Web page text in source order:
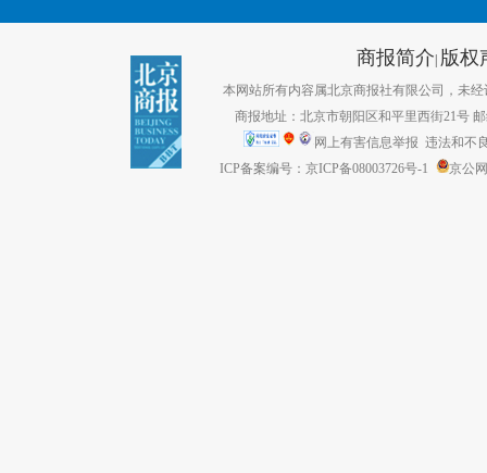
商报简介| 版权
本网站所有内容属北京商报社有限公司，未经
商报地址：北京市朝阳区和平里西街21号
网上有害信息举报 违法和不
ICP备案编号：京ICP备08003726号-1
京公